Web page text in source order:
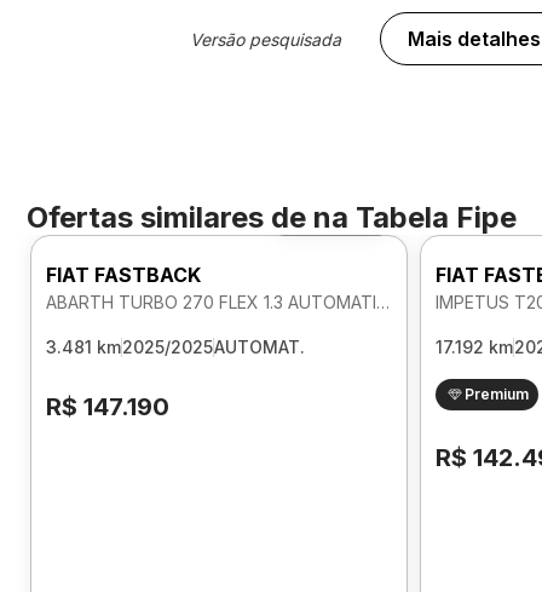
Versão pesquisada Mais detalhes
Ofertas similares de na Tabela Fipe
Foto 360º
FIAT FASTBACK
ABARTH TURBO 270 FLEX 1.3 AUTOMATICO
3.481 km2025/2025AUTOMAT.
R$ 147.190
FIAT
17.192 km
Premium
R$